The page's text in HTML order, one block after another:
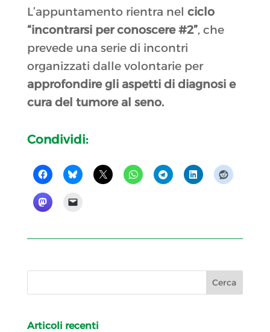
L’appuntamento rientra nel ciclo
“incontrarsi per conoscere #2”, che
prevede una serie di incontri
organizzati dalle volontarie per
approfondire gli aspetti di diagnosi e
cura del tumore al seno.
Condividi:
Articoli recenti